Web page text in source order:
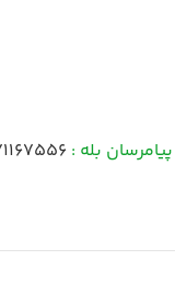
پیامرسان بله :